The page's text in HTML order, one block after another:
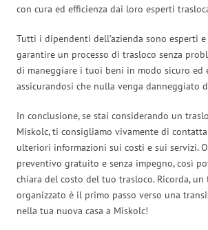
con cura ed efficienza dai loro esperti
Tutti i dipendenti dell’azienda sono esperti
garantire un processo di trasloco senza
di maneggiare i tuoi beni in modo sicuro ed
assicurandosi che nulla venga danneggiato
In conclusione, se stai considerando un
Miskolc, ti consigliamo vivamente di
ulteriori informazioni sui costi e sui servizi.
preventivo gratuito e senza impegno, così
chiara del costo del tuo trasloco. Ricorda, un
organizzato è il primo passo verso una
nella tua nuova casa a Miskolc!